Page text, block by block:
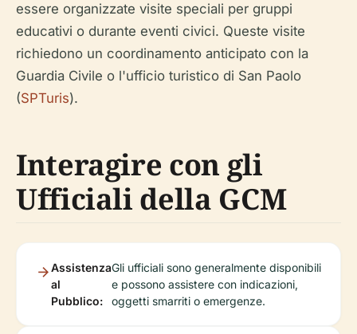
essere organizzate visite speciali per gruppi
educativi o durante eventi civici. Queste visite
richiedono un coordinamento anticipato con la
Guardia Civile o l'ufficio turistico di San Paolo
(SPTuris).
Interagire con gli
Ufficiali della GCM
Assistenza
al
Pubblico:
Gli ufficiali sono generalmente disponibili
e possono assistere con indicazioni,
oggetti smarriti o emergenze.